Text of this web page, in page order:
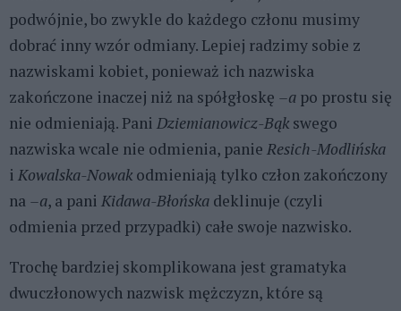
podwójnie, bo zwykle do każdego członu musimy
dobrać inny wzór odmiany. Lepiej radzimy sobie z
nazwiskami kobiet, ponieważ ich nazwiska
zakończone inaczej niż na spółgłoskę –a po prostu się
nie odmieniają. Pani Dziemianowicz-Bąk swego
nazwiska wcale nie odmienia, panie Resich-Modlińska
i Kowalska-Nowak odmieniają tylko człon zakończony
na –a, a pani Kidawa-Błońska deklinuje (czyli
odmienia przed przypadki) całe swoje nazwisko.
Trochę bardziej skomplikowana jest gramatyka
dwuczłonowych nazwisk mężczyzn, które są